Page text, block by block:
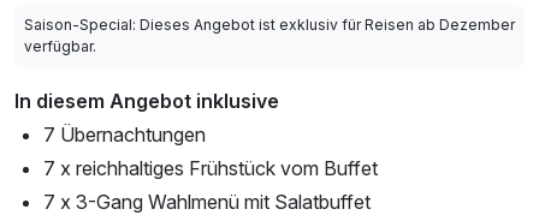
Saison-Special: Dieses Angebot ist exklusiv für Reisen ab Dezember
verfügbar.
In diesem Angebot inklusive
7 Übernachtungen
7 x reichhaltiges Frühstück vom Buffet
7 x 3-Gang Wahlmenü mit Salatbuffet